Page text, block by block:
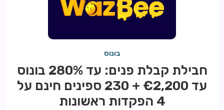
בונוס
חבילת קבלת פנים: עד 280% בונוס
עד €2,200 + 230 ספינים חינם על
4 הפקדות ראשונות